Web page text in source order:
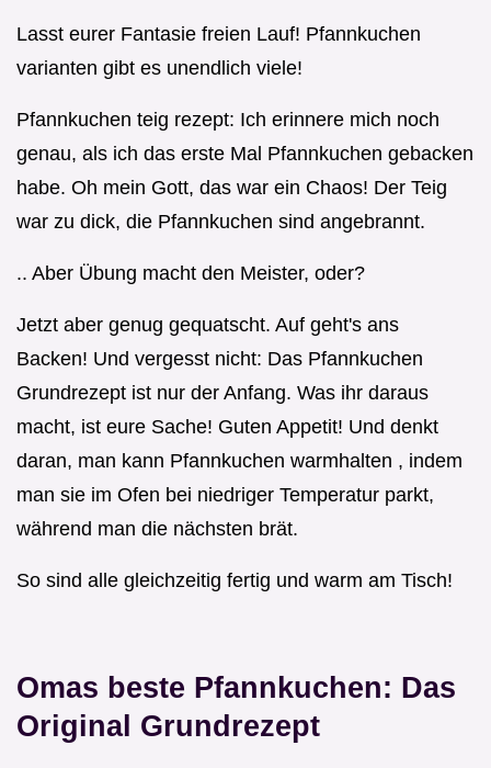
Lasst eurer Fantasie freien Lauf! Pfannkuchen
varianten gibt es unendlich viele!
Pfannkuchen teig rezept: Ich erinnere mich noch
genau, als ich das erste Mal Pfannkuchen gebacken
habe. Oh mein Gott, das war ein Chaos! Der Teig
war zu dick, die Pfannkuchen sind angebrannt.
.. Aber Übung macht den Meister, oder?
Jetzt aber genug gequatscht. Auf geht's ans
Backen! Und vergesst nicht: Das Pfannkuchen
Grundrezept ist nur der Anfang. Was ihr daraus
macht, ist eure Sache! Guten Appetit! Und denkt
daran, man kann Pfannkuchen warmhalten , indem
man sie im Ofen bei niedriger Temperatur parkt,
während man die nächsten brät.
So sind alle gleichzeitig fertig und warm am Tisch!
Omas beste Pfannkuchen: Das
Original Grundrezept